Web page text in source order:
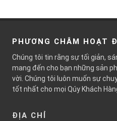
PHƯƠNG CHÂM HOẠT
Chúng tôi tin rằng sự tối giản,
mang đến cho bạn những sản
vời. Chúng tôi luôn muốn sự
tốt nhất cho mọi Qúy Khách
ĐỊA CHỈ